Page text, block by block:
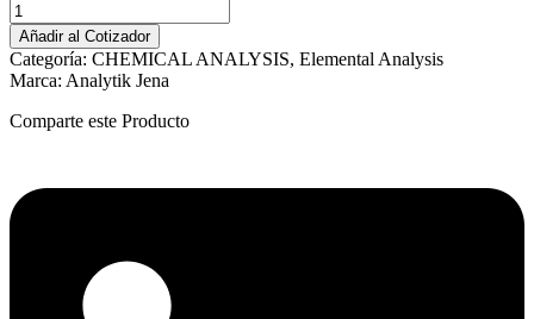
Añadir al Cotizador
Categoría: CHEMICAL ANALYSIS, Elemental Analysis
Marca: Analytik Jena
Comparte este Producto